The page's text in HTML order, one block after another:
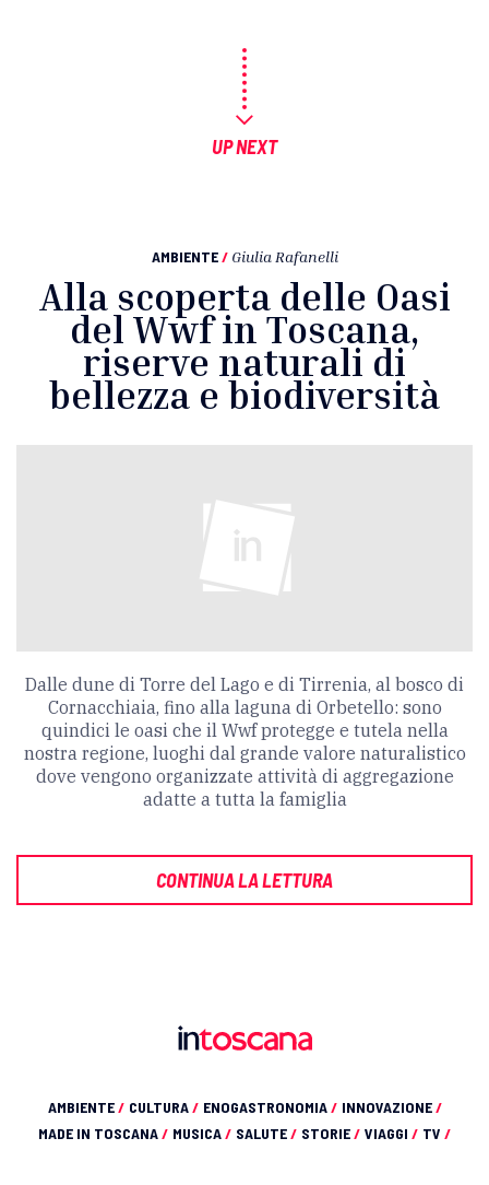
UP NEXT
AMBIENTE / Giulia Rafanelli
Alla scoperta delle Oasi
del Wwf in Toscana,
riserve naturali di
bellezza e biodiversità
Dalle dune di Torre del Lago e di Tirrenia, al bosco di
Cornacchiaia, fino alla laguna di Orbetello: sono
quindici le oasi che il Wwf protegge e tutela nella
nostra regione, luoghi dal grande valore naturalistico
dove vengono organizzate attività di aggregazione
adatte a tutta la famiglia
CONTINUA LA LETTURA
AMBIENTE/ CULTURA/ ENOGASTRONOMIA/ INNOVAZIONE/
MADE IN TOSCANA/ MUSICA/ SALUTE/ STORIE/ VIAGGI / TV /